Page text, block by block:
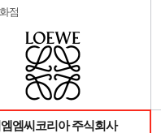
점
엠씨코리아 주식회사